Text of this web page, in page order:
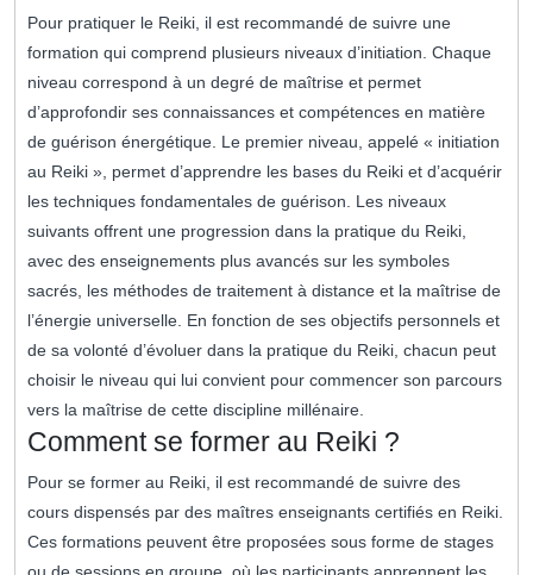
Pour pratiquer le Reiki, il est recommandé de suivre une
formation qui comprend plusieurs niveaux d’initiation. Chaque
niveau correspond à un degré de maîtrise et permet
d’approfondir ses connaissances et compétences en matière
de guérison énergétique. Le premier niveau, appelé « initiation
au Reiki », permet d’apprendre les bases du Reiki et d’acquérir
les techniques fondamentales de guérison. Les niveaux
suivants offrent une progression dans la pratique du Reiki,
avec des enseignements plus avancés sur les symboles
sacrés, les méthodes de traitement à distance et la maîtrise de
l’énergie universelle. En fonction de ses objectifs personnels et
de sa volonté d’évoluer dans la pratique du Reiki, chacun peut
choisir le niveau qui lui convient pour commencer son parcours
vers la maîtrise de cette discipline millénaire.
Comment se former au Reiki ?
Pour se former au Reiki, il est recommandé de suivre des
cours dispensés par des maîtres enseignants certifiés en Reiki.
Ces formations peuvent être proposées sous forme de stages